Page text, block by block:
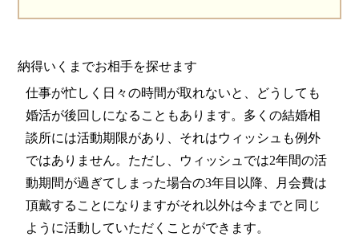
納得いくまでお相手を探せます
仕事が忙しく日々の時間が取れないと、どうしても
婚活が後回しになることもあります。多くの結婚相
談所には活動期限があり、それはウィッシュも例外
ではありません。ただし、ウィッシュでは2年間の活
動期間が過ぎてしまった場合の3年目以降、月会費は
頂戴することになりますがそれ以外は今までと同じ
ように活動していただくことができます。